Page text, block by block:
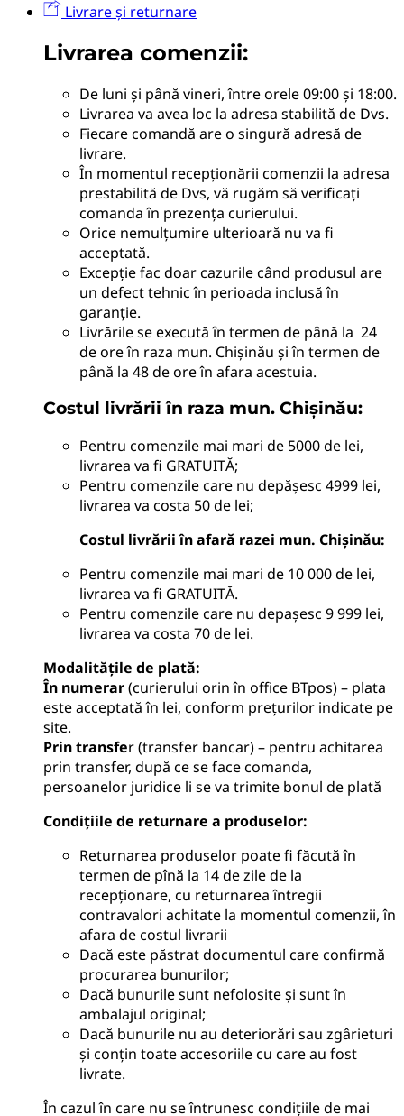
Livrare și returnare
Livrarea comenzii:
De luni și până vineri, între orele 09:00 și 18:00.
Livrarea va avea loc la adresa stabilită de Dvs.
Fiecare comandă are o singură adresă de
livrare.
În momentul recepționării comenzii la adresa
prestabilită de Dvs, vă rugăm să verificați
comanda în prezența curierului.
Orice nemulțumire ulterioară nu va fi
acceptată.
Excepție fac doar cazurile când produsul are
un defect tehnic în perioada inclusă în
garanție.
Livrările se execută în termen de până la 24
de ore în raza mun. Chișinău și în termen de
până la 48 de ore în afara acestuia.
Costul livrării în raza mun. Chișinău:
Pentru comenzile mai mari de 5000 de lei,
livrarea va fi GRATUITĂ;
Pentru comenzile care nu depășesc 4999 lei,
livrarea va costa 50 de lei;
Costul livrării în afară razei mun. Chișinău:
Pentru comenzile mai mari de 10 000 de lei,
livrarea va fi GRATUITĂ.
Pentru comenzile care nu depașesc 9 999 lei,
livrarea va costa 70 de lei.
Modalitățile de plată:
În numerar(curierului orin în office BTpos) – plata
este acceptată în lei, conform prețurilor indicate pe
site.
Prin transfer (transfer bancar) – pentru achitarea
prin transfer, după ce se face comanda,
persoanelor juridice li se va trimite bonul de plată
Condițiile de returnare a produselor:
Returnarea produselor poate fi făcută în
termen de pînă la 14 de zile de la
recepționare, cu returnarea întregii
contravalori achitate la momentul comenzii, în
afara de costul livrarii
Dacă este păstrat documentul care confirmă
procurarea bunurilor;
Dacă bunurile sunt nefolosite și sunt în
ambalajul original;
Dacă bunurile nu au deteriorări sau zgârieturi
și conțin toate accesoriile cu care au fost
livrate.
În cazul în care nu se întrunesc condițiile de mai